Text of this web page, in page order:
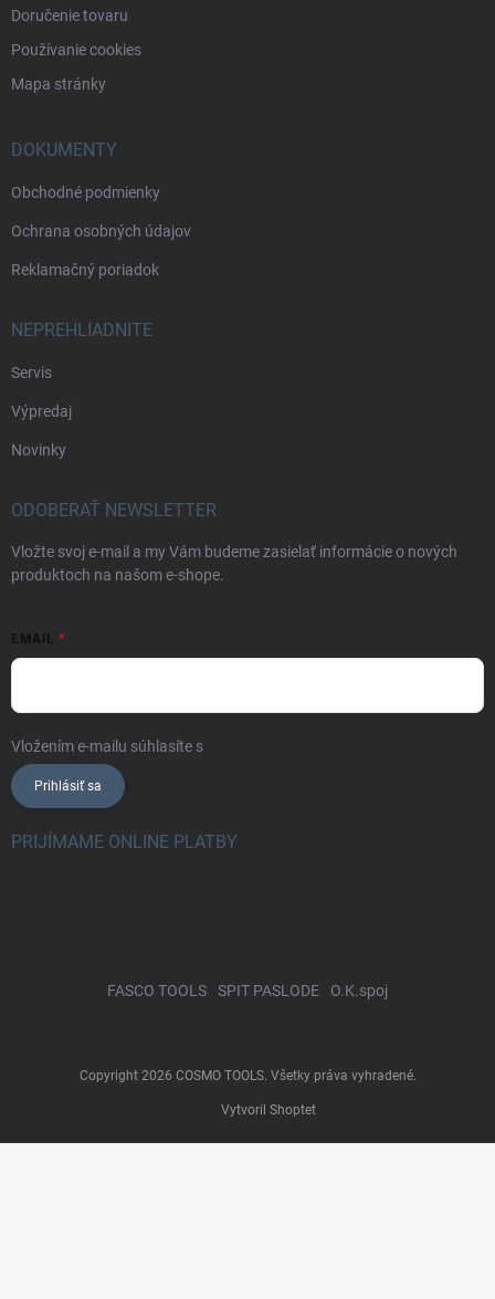
Doručenie tovaru
Používanie cookies
Mapa stránky
DOKUMENTY
Obchodné podmienky
Ochrana osobných údajov
Reklamačný poriadok
NEPREHLIADNITE
Servis
Výpredaj
Novinky
ODOBERAŤ NEWSLETTER
Vložte svoj e-mail a my Vám budeme zasielať informácie o nových
produktoch na našom e-shope.
EMAIL
Vložením e-mailu súhlasíte s
Prihlásiť sa
PRIJÍMAME ONLINE PLATBY
FASCO TOOLS SPIT PASLODE O.K.spoj
Vytvoril Shoptet
Copyright 2026 COSMO TOOLS. Všetky práva vyhradené.